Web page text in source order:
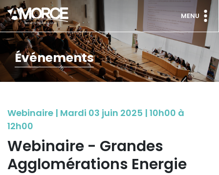
MENU
Événements
Webinaire | Mardi 03 juin 2025 | 10h00 à
12h00
Webinaire - Grandes
Agglomérations Energie